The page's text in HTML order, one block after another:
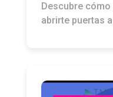
Descubre
abrirte puertas